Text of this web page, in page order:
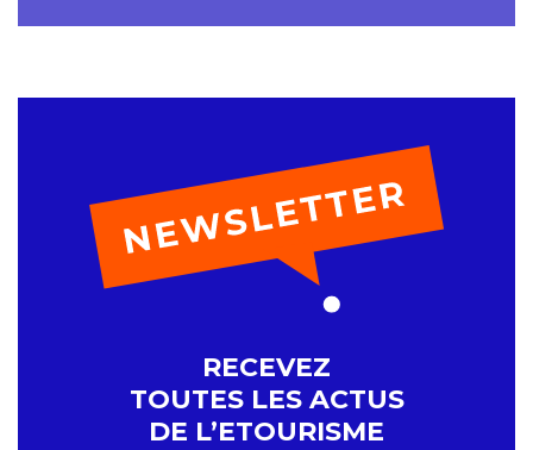
RECEVEZ
TOUTES LES ACTUS
DE L’ETOURISME